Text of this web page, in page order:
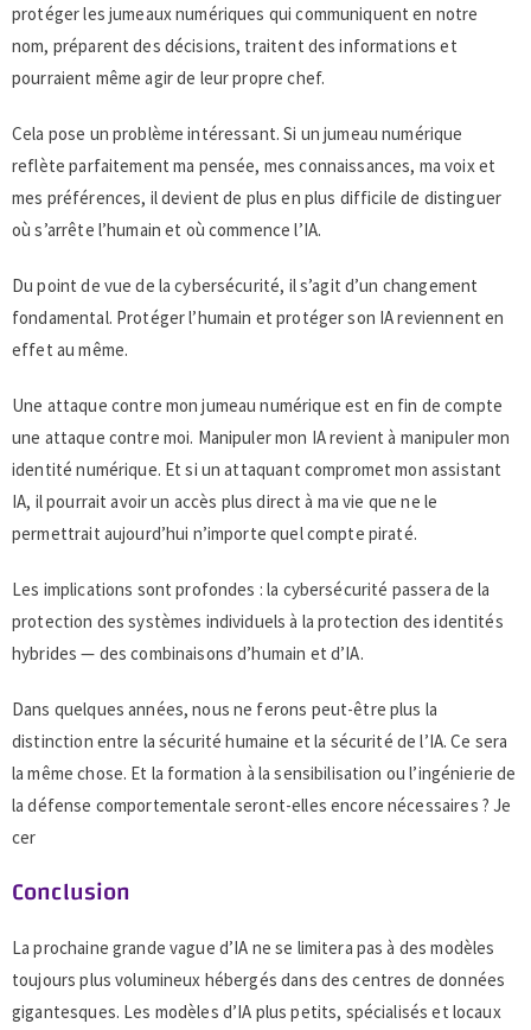
protéger les jumeaux numériques qui communiquent en notre
nom, préparent des décisions, traitent des informations et
pourraient même agir de leur propre chef.
Cela pose un problème intéressant. Si un jumeau numérique
reflète parfaitement ma pensée, mes connaissances, ma voix et
mes préférences, il devient de plus en plus difficile de distinguer
où s’arrête l’humain et où commence l’IA.
Du point de vue de la cybersécurité, il s’agit d’un changement
fondamental. Protéger l’humain et protéger son IA reviennent en
effet au même.
Une attaque contre mon jumeau numérique est en fin de compte
une attaque contre moi. Manipuler mon IA revient à manipuler mon
identité numérique. Et si un attaquant compromet mon assistant
IA, il pourrait avoir un accès plus direct à ma vie que ne le
permettrait aujourd’hui n’importe quel compte piraté.
Les implications sont profondes : la cybersécurité passera de la
protection des systèmes individuels à la protection des identités
hybrides — des combinaisons d’humain et d’IA.
Dans quelques années, nous ne ferons peut-être plus la
distinction entre la sécurité humaine et la sécurité de l’IA. Ce sera
la même chose. Et la formation à la sensibilisation ou l’ingénierie de
la défense comportementale seront-elles encore nécessaires ? Je
cer
Conclusion
La prochaine grande vague d’IA ne se limitera pas à des modèles
toujours plus volumineux hébergés dans des centres de données
gigantesques. Les modèles d’IA plus petits, spécialisés et locaux